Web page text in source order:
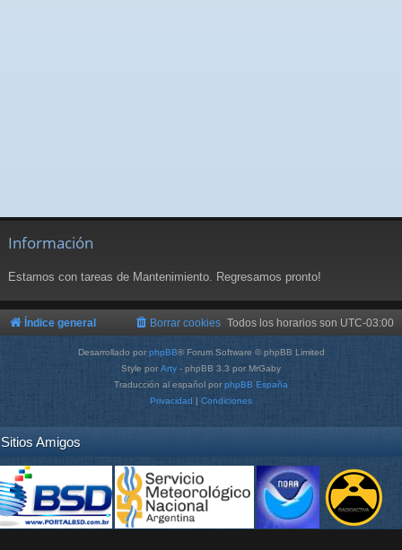
Información
Estamos con tareas de Mantenimiento. Regresamos pronto!
Índice general Todos los horarios son UTC-03:00
Borrar cookies
Desarrollado por phpBB® Forum Software © phpBB Limited
Style por Arty - phpBB 3.3 por MrGaby
Traducción al español por phpBB España
Privacidad | Condiciones
Sitios Amigos